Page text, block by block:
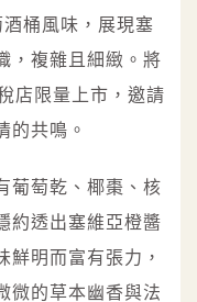
桶風味，展現塞
，複雜且細緻。將
店限量上市，邀請
的共鳴。
葡萄乾、椰棗、核
約透出塞維亞橙醬
鮮明而富有張力，
微的草本幽香與法